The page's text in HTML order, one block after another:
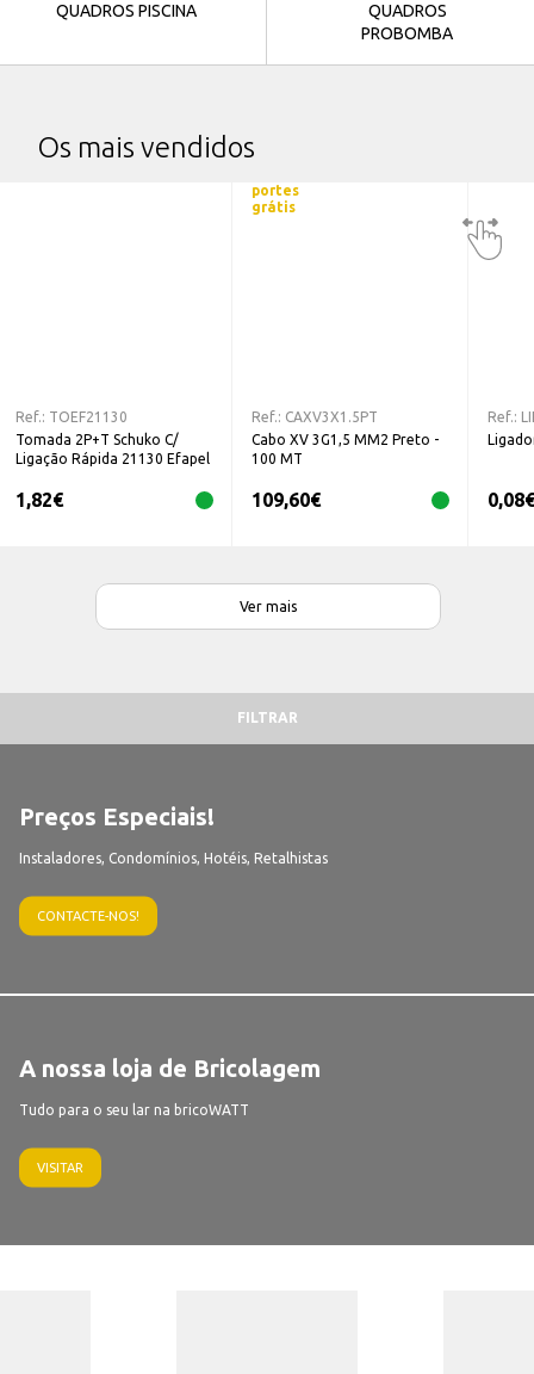
QUADROS PISCINA
QUADROS
PROBOMBA
Os mais vendidos
Ref.: TOEF21130
Tomada 2P+T Schuko C/
Ligação Rápida 21130 Efapel
1,82€
portes
grátis
Ref.: CAXV3X1.5PT
Cabo XV 3G1,5 MM2 Preto -
100 MT
109,60€
Ref.:
0,08€
Ver mais
FILTRAR
Preços Especiais!
Instaladores, Condomínios, Hotéis, Retalhistas
CONTACTE-NOS!
A nossa loja de Bricolagem
Tudo para o seu lar na bricoWATT
VISITAR